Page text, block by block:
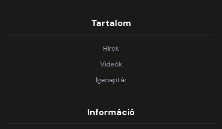
Tartalom
Hírek
Videók
Igenaptár
Információ